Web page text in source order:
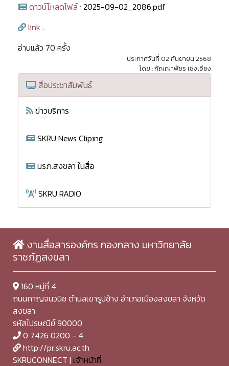
ดาวน์โหลดไฟล์ : 2025-09-02_2086.pdf
link :
อ่านแล้ว 70 ครั้ง
ประกาศวันที่ 02 กันยายน 2568
โดย : กัญญาพัชร เซ่งเอียง
สื่อประชาสัมพันธ์
ข่าวบริการ
SKRU News Cliping
มรภ.สงขลา ในสื่อ
SKRU RADIO
งานสื่อสารองค์กร กองกลาง มหาวิทยาลัย
ราชภัฏสงขลา
160 หมู่ที่ 4
ถนนกาญจนวนิช ตำบลเขารูปช้าง อำเภอเมืองสงขลา จังหวัด
สงขลา
รหัสไปรษณีย์ 90000
0 7426 0200 - 4
http://pr.skru.ac.th
SKRUCONNECT | เจ้าหน้าที่